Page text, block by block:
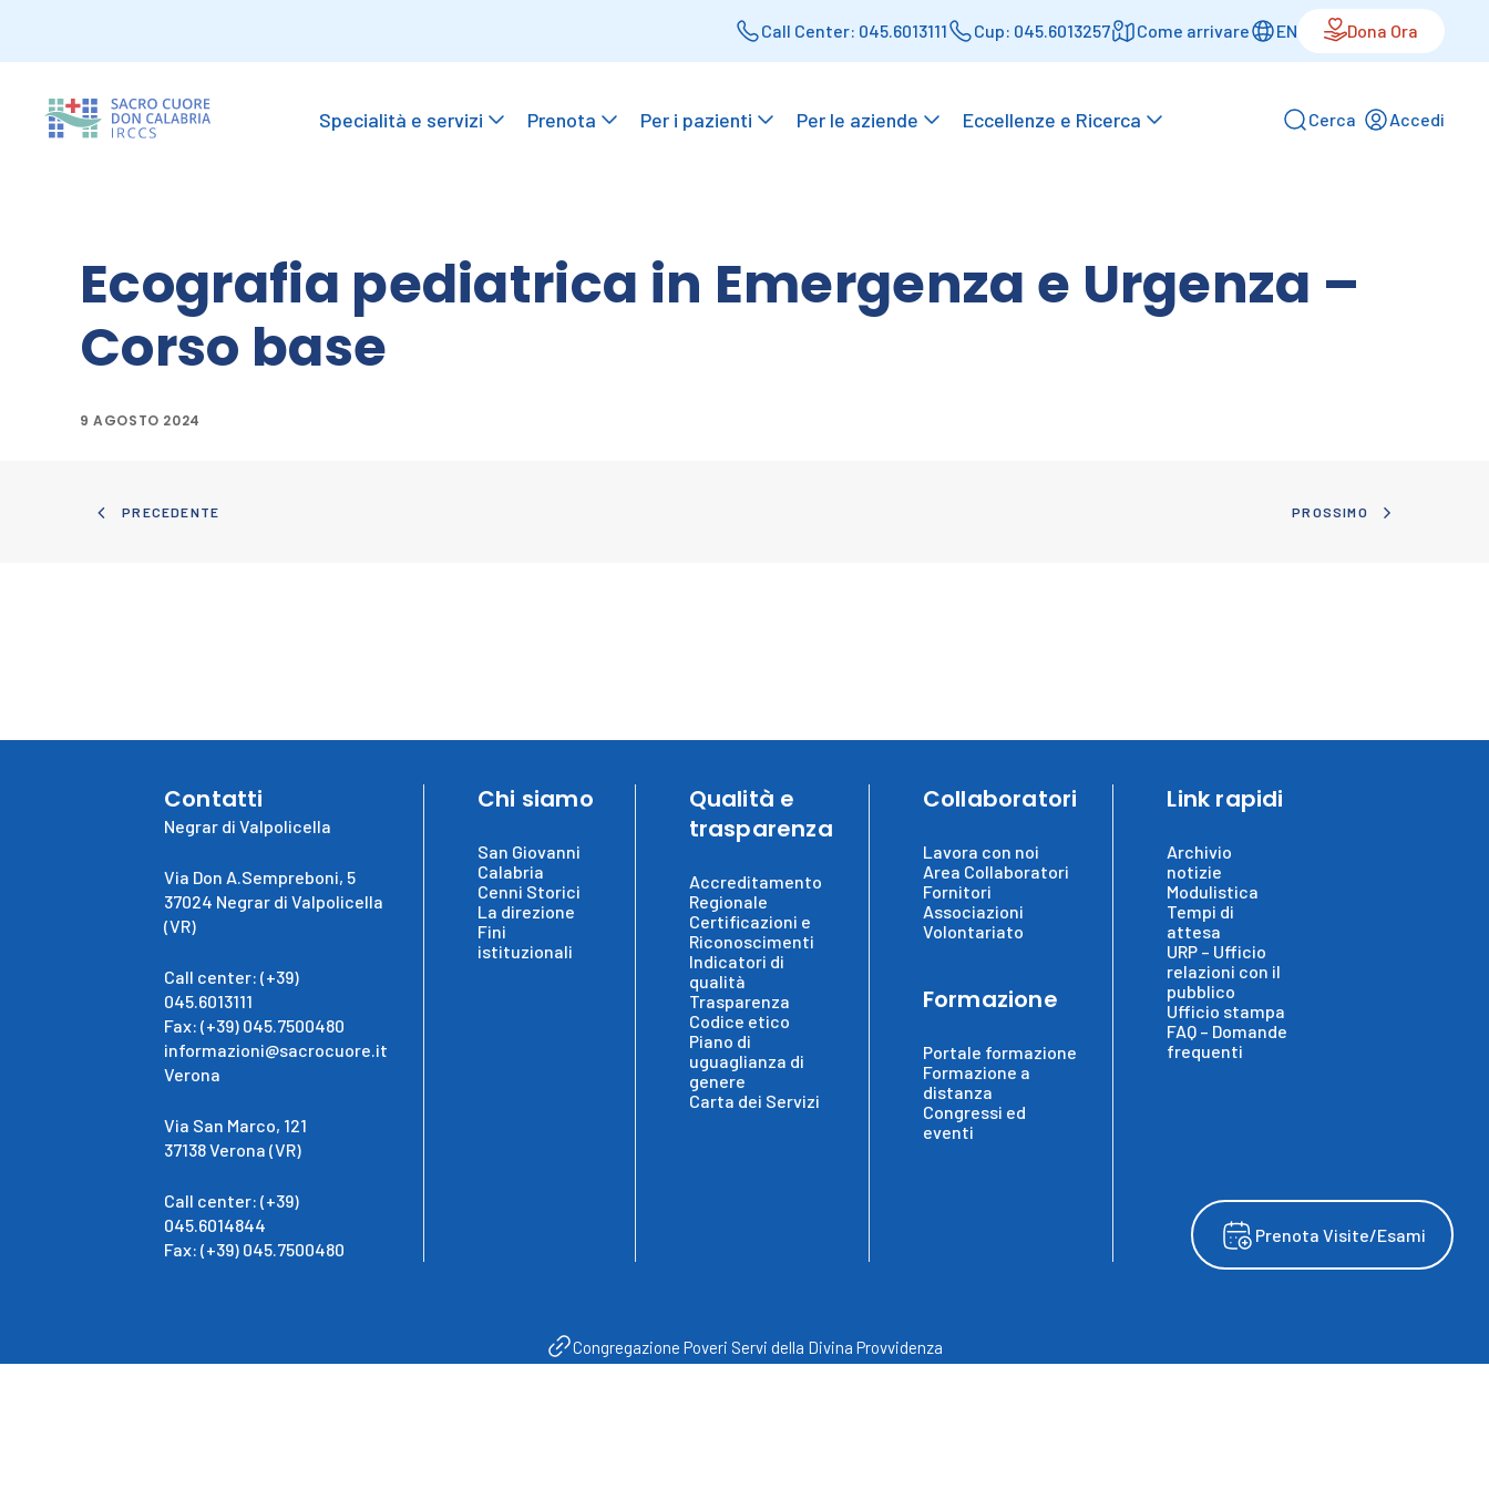
Call Center: 045.6013111 Cup: 045.6013257 Come arrivare EN Dona Ora
Specialità e servizi Prenota Per i pazienti Per le aziende Eccellenze e Ricerca Cerca Accedi
Prenota Visite/Esami
Ecografia pediatrica in Emergenza e Urgenza –
Corso base
9 AGOSTO 2024
PRECEDENTE PROSSIMO
Contatti
Negrar di Valpolicella
Via Don A.Sempreboni, 5
37024 Negrar di Valpolicella
(VR)
Call center: (+39)
045.6013111
Fax: (+39) 045.7500480
informazioni@sacrocuore.it
Verona
Via San Marco, 121
37138 Verona (VR)
Call center: (+39)
045.6014844
Fax: (+39) 045.7500480
Chi siamo
San Giovanni
Calabria
Cenni Storici
La direzione
Fini
istituzionali
Qualità e
trasparenza
Accreditamento
Regionale
Certificazioni e
Riconoscimenti
Indicatori di
qualità
Trasparenza
Codice etico
Piano di
uguaglianza di
genere
Carta dei Servizi
Collaboratori
Lavora con noi
Area Collaboratori
Fornitori
Associazioni
Volontariato
Formazione
Portale formazione
Formazione a
distanza
Congressi ed
eventi
Link rapidi
Archivio
notizie
Modulistica
Tempi di
attesa
URP – Ufficio
relazioni con il
pubblico
Ufficio stampa
FAQ – Domande
frequenti
Congregazione Poveri Servi della Divina Provvidenza
Privacy PolicyCookie PolicyInformativa e ConsensoWhistleblowing